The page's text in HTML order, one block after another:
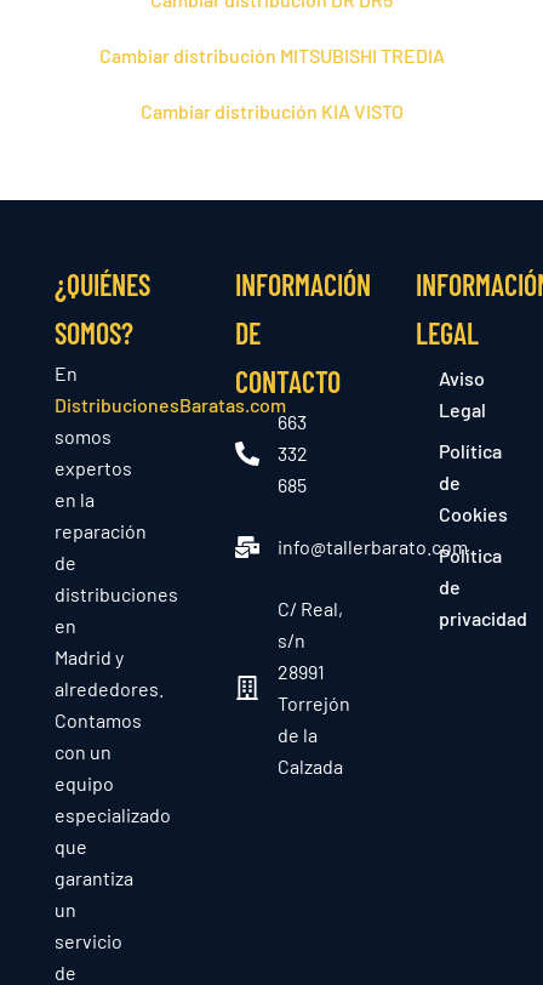
Cambiar distribución MITSUBISHI TREDIA
Cambiar distribución KIA VISTO
¿QUIÉNES
SOMOS?
En
DistribucionesBaratas.com
somos
expertos
en la
reparación
de
distribuciones
en
Madrid y
alrededores.
Contamos
con un
equipo
especializado
que
garantiza
un
servicio
de
INFORMACIÓN
DE
CONTACTO
663
332
685
info@tallerbarato.com
C/ Real,
s/n
28991
Torrejón
de la
Calzada
LEGAL
Aviso
Legal
Política
de
Cookies
Política
de
privacidad